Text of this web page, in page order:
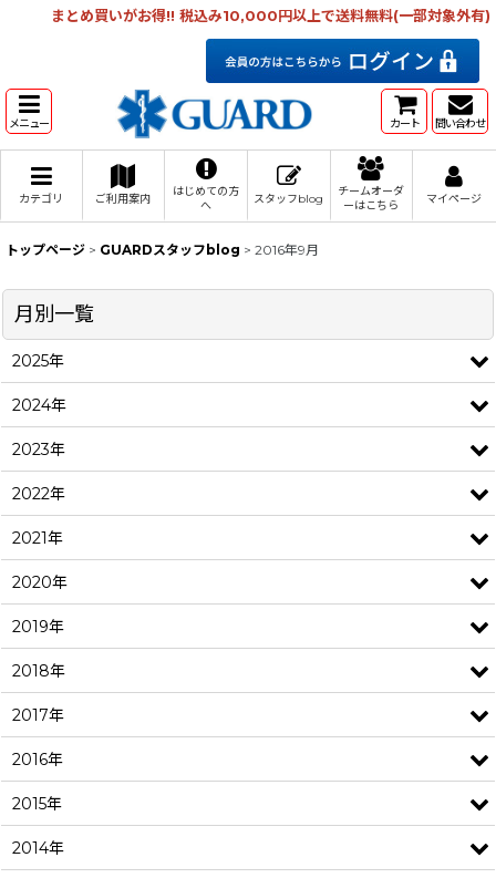
まとめ買いがお得!! 税込み10,000円以上で送料無料(一部対象外有)
メニュー カート 問い合わせ
カテゴリ ご利用案内
はじめての方
へ
スタッフblog
チームオーダ
ーはこちら
マイページ
トップページ > GUARDスタッフblog > 2016年9月
月別一覧
2025年
2024年
2023年
2022年
2021年
2020年
2019年
2018年
2017年
2016年
2015年
2014年